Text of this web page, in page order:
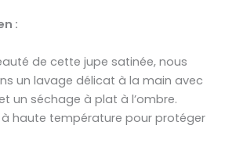
:
de cette jupe satinée, nous
un lavage délicat à la main avec
un séchage à plat à l’ombre.
à haute température pour protéger